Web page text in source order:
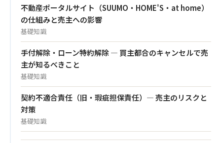
不動産ポータルサイト（SUUMO・HOME'S・at home）
の仕組みと売主への影響
基礎知識
手付解除・ローン特約解除 — 買主都合のキャンセルで売
主が知るべきこと
基礎知識
契約不適合責任（旧・瑕疵担保責任）— 売主のリスクと
対策
基礎知識